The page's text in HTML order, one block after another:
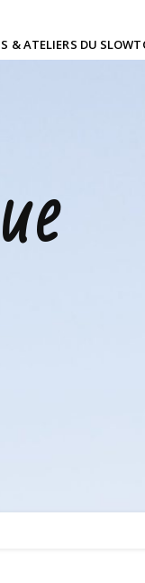
& ATELIERS DU